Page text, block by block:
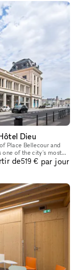
Dieu
Place Bellecour and
one of the city's most
P de519 € par jour